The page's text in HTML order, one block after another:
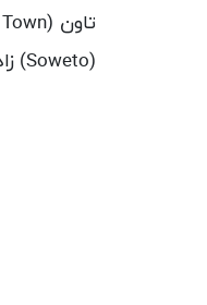
تاون (
(
Soweto
)